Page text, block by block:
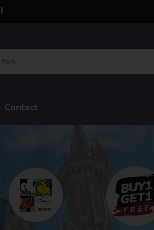
Contact